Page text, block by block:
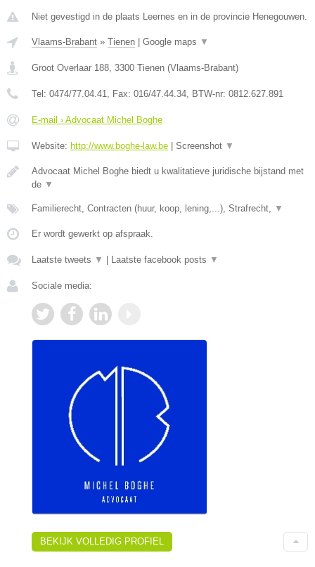
Niet gevestigd in de plaats Leernes en in de provincie Henegouwen.
Vlaams-Brabant » Tienen | Google maps ▼
Groot Overlaar 188 3300 Tienen (Vlaams-Brabant)
Tel: 0474/77.04.41 , Fax: 016/47.44.34 , BTW-nr: ​0812.627.891
E-mail › Advocaat Michel Boghe
Website: http://www.boghe-law.be | Screenshot ▼
Advocaat Michel Boghe biedt u kwalitatieve juridische bijstand met
de ▼
Familierecht, Contracten (huur, koop, lening,...), Strafrecht, ▼
Er wordt gewerkt op afspraak.
Laatste tweets ▼ | Laatste facebook posts ▼
Sociale media:
BEKIJK VOLLEDIG PROFIEL